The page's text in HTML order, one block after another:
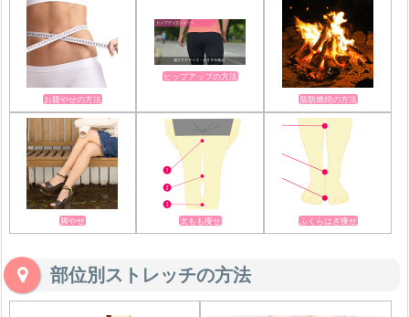
お腹やせの方法
ヒップアップの方法
脂肪燃焼の方法
脚やせ 太もも痩せ ふくらはぎ痩せ
部位別ストレッチの方法